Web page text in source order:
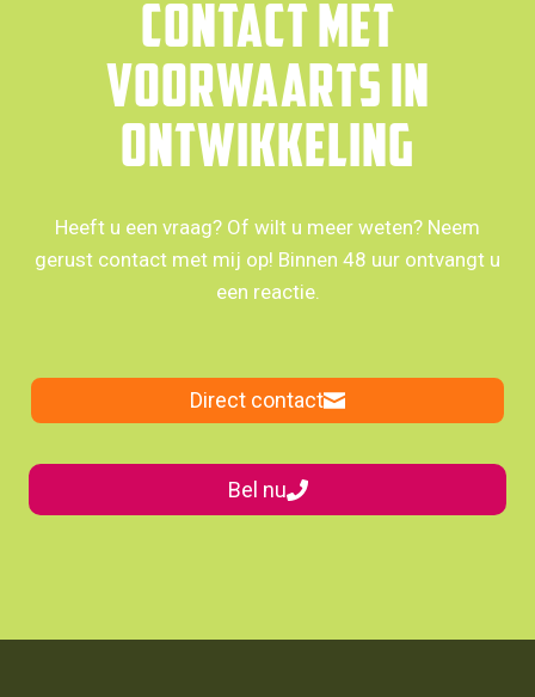
contact met
Voorwaarts in
ontwikkeling
Heeft u een vraag? Of wilt u meer weten? Neem
gerust contact met mij op! Binnen 48 uur ontvangt u
een reactie.
Direct contact
Bel nu